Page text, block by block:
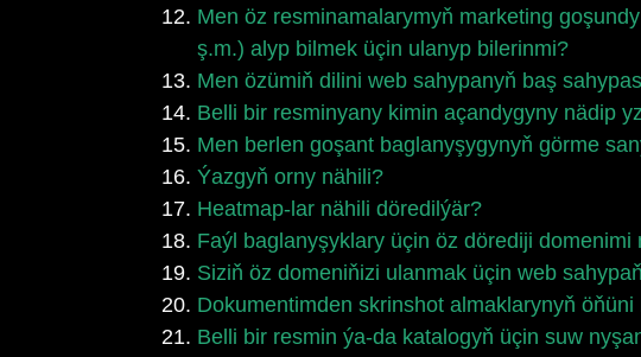
Men öz resminamalarymyň marketing
ş.m.) alyp bilmek üçin ulanyp bilerinmi?
Men özümiň dilini web sahypanyň baş
Belli bir resminyany kimin açandygyny nädip
Men berlen goşant baglanyşygynyň görme
Ýazgyň orny nähili?
Heatmap-lar nähili döredilýär?
Faýl baglanyşyklary üçin öz dörediji domenimi
Siziň öz domeniňizi ulanmak üçin web
Dokumentimden skrinshot almaklarynyň
Belli bir resmin ýa-da katalogyň üçin suw